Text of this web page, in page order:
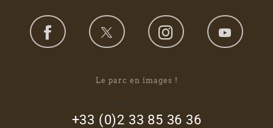
Le parc en images !
+33 (0)2 33 85 36 36